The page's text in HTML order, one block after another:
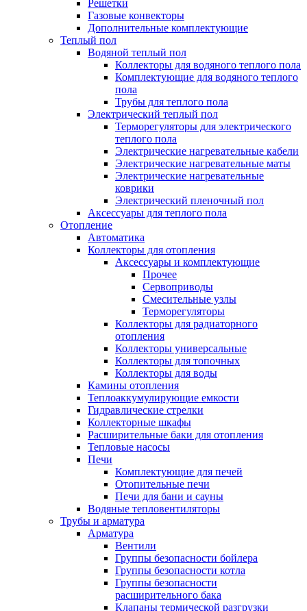
Решетки
Газовые конвекторы
Дополнительные комплектующие
Теплый пол
Водяной теплый пол
Коллекторы для водяного теплого пола
Комплектующие для водяного теплого
пола
Трубы для теплого пола
Электрический теплый пол
Терморегуляторы для электрического
теплого пола
Электрические нагревательные кабели
Электрические нагревательные маты
Электрические нагревательные
коврики
Электрический пленочный пол
Аксессуары для теплого пола
Отопление
Автоматика
Коллекторы для отопления
Аксессуары и комплектующие
Прочее
Сервоприводы
Смесительные узлы
Терморегуляторы
Коллекторы для радиаторного
отопления
Коллекторы универсальные
Коллекторы для топочных
Коллекторы для воды
Камины отопления
Теплоаккумулирующие емкости
Гидравлические стрелки
Коллекторные шкафы
Расширительные баки для отопления
Тепловые насосы
Печи
Комплектующие для печей
Отопительные печи
Печи для бани и сауны
Водяные тепловентиляторы
Трубы и арматура
Арматура
Вентили
Группы безопасности бойлера
Группы безопасности котла
Группы безопасности
расширительного бака
Клапаны термической разгрузки